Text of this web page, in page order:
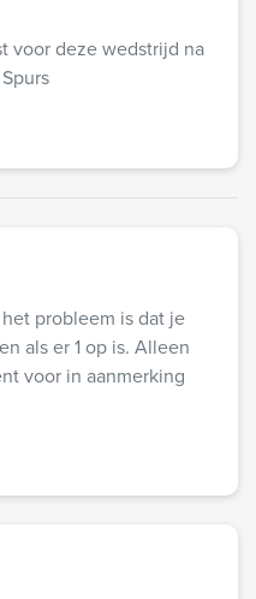
voor deze wedstrijd na
probleem is dat je
als er 1 op is. Alleen
voor in aanmerking